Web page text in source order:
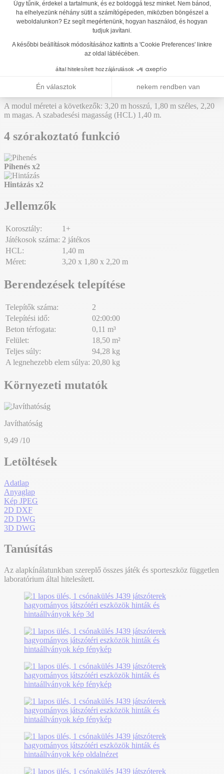
J439
Hozzáadás az árajánlathoz
Hinta szett 1 vízszintes üléssel és 1 csónaküléssel -
A "Hinták és hintaállványok" termékcsaládunkban létrehoztuk a
befogadására alkalmas.
A modul méretei a következők: 3,20 m hosszú, 1,80 m széles, 2,20
m magas. A szabadesési magasság (HCL) 1,40 m.
4 szórakoztató funkció
Pihenés x2
Hintázás x2
Jellemzők
Korosztály:
1+
Játékosok száma: 2 játékos
HCL:
1,40 m
Méret:
3,20 x 1,80 x 2,20 m
Berendezések telepítése
Telepítők száma:
2
Telepítési idő:
02:00:00
Beton térfogata:
0,11 m³
Felület:
18,50 m²
Teljes súly:
94,28 kg
A legnehezebb elem súlya: 20,80 kg
Környezeti mutatók
Javíthatóság
9,49 /10
Letöltések
Adatlap
Anyaglap
Kép JPEG
2D DXF
2D DWG
3D DWG
Tanúsítás
Az alapkínálatunkban szereplő összes játék és sporteszköz független
laboratórium által hitelesített.